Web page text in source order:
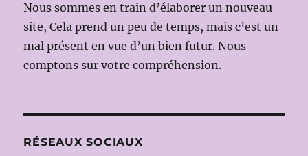
PUCCINI)
(Dir.Mus:
Gaetano
Nous sommes en train d’élaborer un nouveau
site, Cela prend un peu de temps, mais c’est un
mal présent en vue d’un bien futur. Nous
comptons sur votre compréhension.
RÉSEAUX SOCIAUX